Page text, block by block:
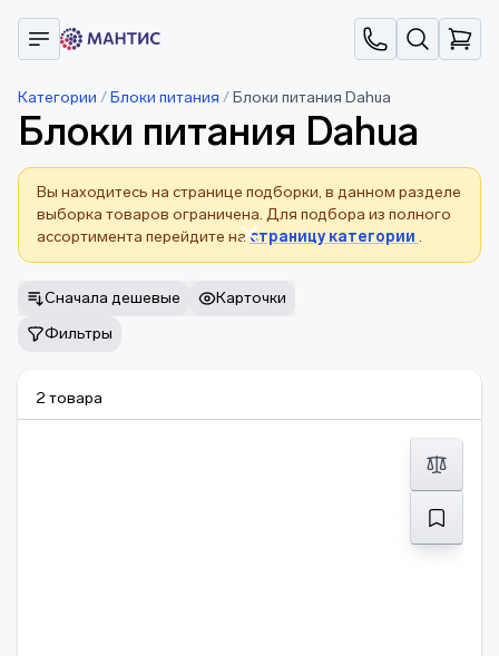
Категории /Блоки питания /Блоки питания Dahua
Блоки питания Dahua
Вы находитесь на странице подборки, в данном разделе
выборка товаров ограничена. Для подбора из полного
ассортимента перейдите настраницу категории .
Сначала дешевые
Карточки
Фильтры
2 товара